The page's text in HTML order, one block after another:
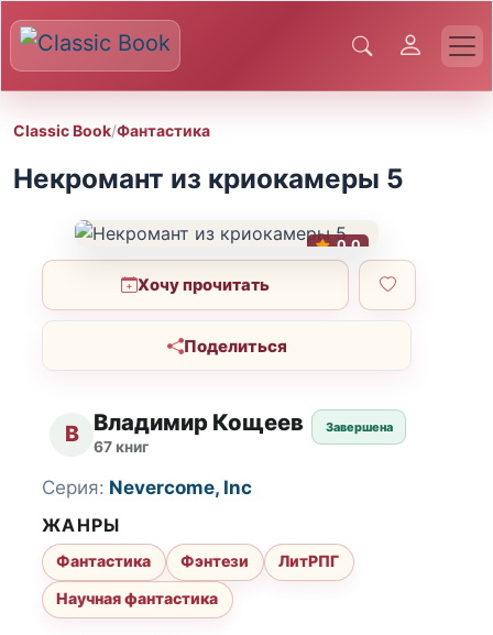
Classic Book/Фантастика
Некромант из криокамеры 5
0.0
Хочу прочитать
Поделиться
В Владимир Кощеев
67 книг
Завершена
Серия: Nevercome, Inc
ЖАНРЫ
Фантастика Фэнтези
ЛитРПГ
Научная фантастика